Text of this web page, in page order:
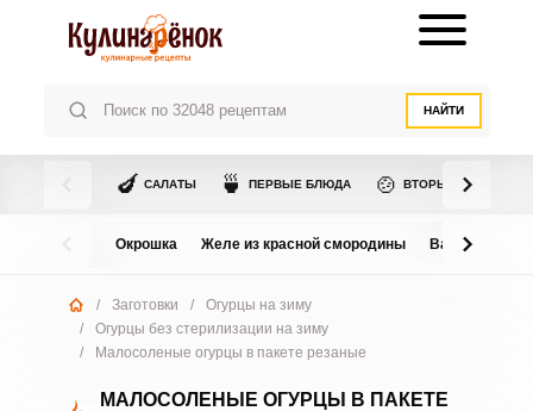
НАЙТИ
🍆 САЛАТЫ 🍵 ПЕРВЫЕ БЛЮДА 🍲 ВТОРЫЕ БЛЮДА
Окрошка Желе из красной смородины Варенье из
/ Заготовки /
Огурцы на зиму
/
Огурцы без стерилизации на зиму
/
Малосоленые огурцы в пакете резаные
МАЛОСОЛЕНЫЕ ОГУРЦЫ В ПАКЕТЕ